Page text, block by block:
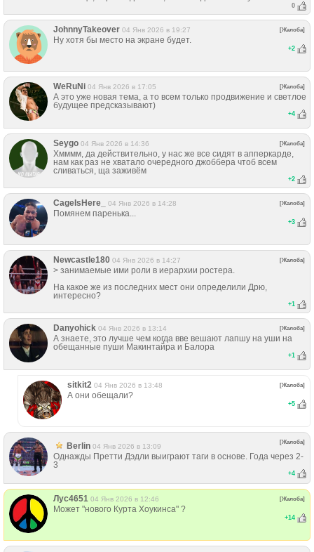
0
JohnnyTakeover 04 Янв 2026 в 19:27 [Жалоба]
Ну хотя бы место на экране будет.
+2
WeRuNi 04 Янв 2026 в 17:05 [Жалоба]
А это уже новая тема, а то всем только продвижение и светлое
будущее предсказывают)
+4
Seygo 04 Янв 2026 в 14:36 [Жалоба]
Хмммм, да действительно, у нас же все сидят в апперкарде,
нам как раз не хватало очередного джоббера чтоб всем
сливаться, ща заживём
+2
CageIsHere_ 04 Янв 2026 в 14:28 [Жалоба]
Помянем паренька...
+3
Newcastle180 04 Янв 2026 в 14:27 [Жалоба]
> занимаемые ими роли в иерархии ростера.
На какое же из последних мест они определили Дрю,
интересно?
+1
Danyohick 04 Янв 2026 в 13:14 [Жалоба]
А знаете, это лучше чем когда вве вешают лапшу на уши на
обещанные пуши Макинтайра и Балора
+1
sitkit2 04 Янв 2026 в 13:48 [Жалоба]
А они обещали?
+5
Berlin 04 Янв 2026 в 13:09
[Жалоба]
Однажды Претти Дэдли выиграют таги в основе. Года через 2-
3
+4
Лус4651 04 Янв 2026 в 12:46 [Жалоба]
Может "нового Курта Хоукинса" ?
+14